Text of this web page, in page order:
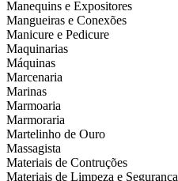
Manequins e Expositores
Mangueiras e Conexões
Manicure e Pedicure
Maquinarias
Máquinas
Marcenaria
Marinas
Marmoaria
Marmoraria
Martelinho de Ouro
Massagista
Materiais de Contruções
Materiais de Limpeza e Segurança